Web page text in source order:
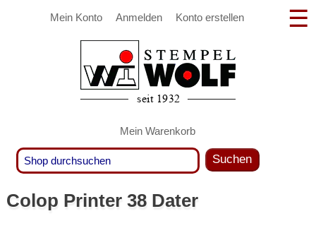
Mein Konto Anmelden Konto erstellen
Mein Warenkorb
Suchen
Colop Printer 38 Dater